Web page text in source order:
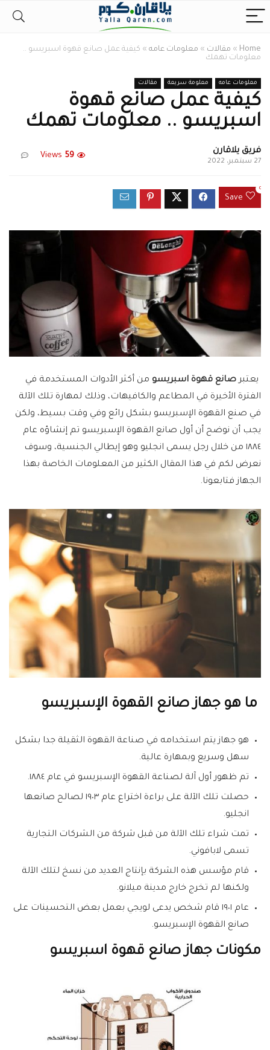
Home
» مقالات » معلومات عامه » كيفية عمل صانع قهوة اسبريسو ..
معلومات تهمك
معلومات عامه معلومة سريعة مقالات
كيفية عمل صانع قهوة
اسبريسو .. معلومات تهمك
فريق يلاقارن
27 سبتمبر، 2022
59
Save
0
يعتبرصانع قهوة اسبريسو من أكثر الأدوات المستخدمة في
الفترة الأخيرة في المطاعم والكافيهات، وذلك لمهارة تلك الآلة
في صنع القهوة الإسبريسو بشكل رائع وفي وقت بسيط، ولكن
يجب أن نوضح أن أول صانع القهوة الإسبريسو تم إنشاؤه عام
١٨٨٤ من خلال رجل يسمى انجليو وهو إيطالي الجنسية، وسوف
نعرض لكم في هذا المقال الكثير من المعلومات الخاصة بهذا
الجهاز فتابعونا.
ما هو جهاز صانع القهوة الإسبريسو
هو جهاز يتم استخدامه في صناعة القهوة الثقيلة جدا بشكل
سهل وسريع وبمهارة عالية.
تم ظهور أول آلة لصناعة القهوة الإسبريسو في عام ١٨٨٤.
حصلت تلك الآلة على براءة اختراع عام ١٩٠٣ لصالح صانعها
انجليو.
تمت شراء تلك الآلة من قبل شركة من الشركات التجارية
تسمى لابافوني.
قام مؤسس هذه الشركة بإنتاج العديد من نسخ لتلك الآلة
ولكنها لم تخرج خارج مدينة ميلانو.
عام ١٩٠١ قام شخص يدعى لويجي بعمل بعض التحسينات على
صانع القهوة الإسبريسو.
مكونات جهاز صانع قهوة اسبريسو